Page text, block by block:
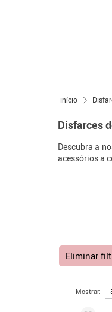
início
Disfarces
Descubra a
acessórios a
Eliminar
Mostrar: